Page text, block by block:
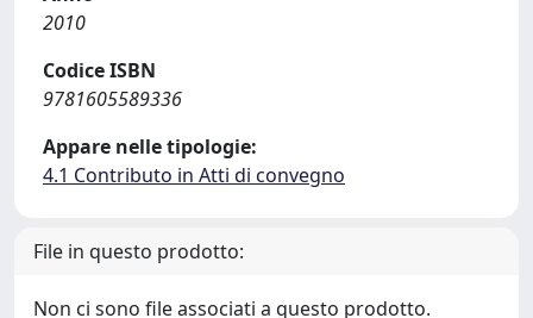
2010
Codice ISBN
9781605589336
Appare nelle tipologie:
4.1 Contributo in Atti di convegno
File in questo prodotto:
Non ci sono file associati a questo prodotto.